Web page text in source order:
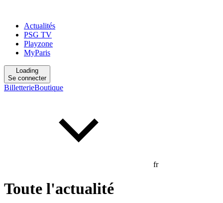
Actualités
PSG TV
Playzone
MyParis
Loading
Se connecter
BilletterieBoutique
fr
Toute l'actualité